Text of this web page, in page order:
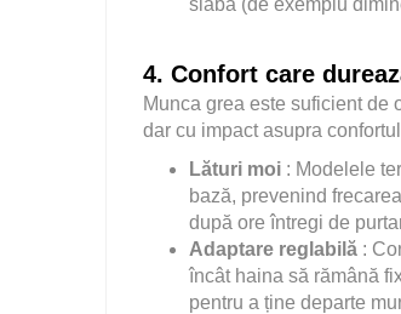
slabă (de exemplu
4. Confort care
Munca grea este suficient
dar cu impact asupra
Lături moi : Modelele
bază, prevenind
după ore întregi de
Adaptare reglabilă :
încât haina să rămână
pentru a ține departe